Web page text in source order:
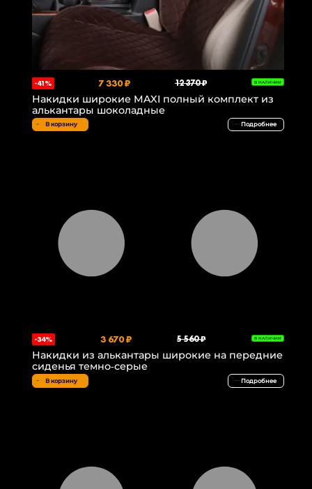
-41% 7 330 ₽ 12 370 ₽ В НАЛИЧИИ
Накидки широкие MAXI полный комплект из
алькантары шоколадные
В корзину Подробнее
-34% 3 670 ₽ 5 560 ₽ В НАЛИЧИИ
Накидки из алькантары широкие на передние
сиденья темно-серые
В корзину Подробнее